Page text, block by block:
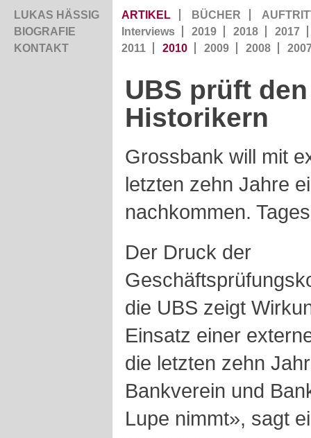
LUKAS HÄSSIG
BIOGRAFIE
KONTAKT
ARTIKEL BÜCHER
Interviews
2019 2018
2017
2011
2010 2009 2008
UBS prüft
Historikern
Grossbank will mit
letzten zehn Jahre
nachkommen.
Der Druck der
die UBS zeigt
Einsatz einer
die letzten zehn
Bankverein und
Lupe nimmt», sagt